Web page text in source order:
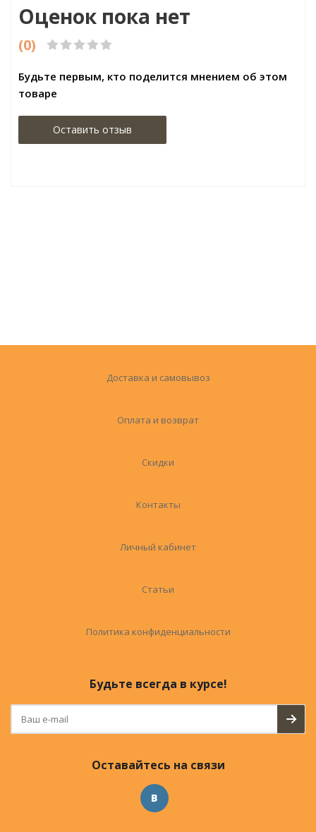
Оценок пока нет
(0)
Будьте первым, кто поделится мнением об этом
товаре
Оставить отзыв
Доставка и самовывоз
Оплата и возврат
Скидки
Контакты
Личный кабинет
Статьи
Политика конфиденциальности
Будьте всегда в курсе!
Оставайтесь на связи